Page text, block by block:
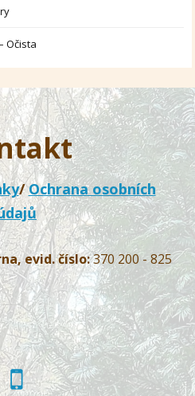
Očista
/Ochrana osobních
evid. číslo:370 200 - 825